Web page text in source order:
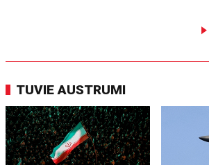
TUVIE AUSTRUMI